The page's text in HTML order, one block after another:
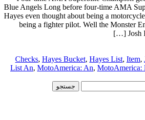
Blue Angels Long before four-time AMA
Hayes even thought about being a
being a fighter pilot. Well the Monster
Josh
Checks, Hayes Bucket, Hayes List, Item,
List An, MotoAmerica: An, MotoAmerica: